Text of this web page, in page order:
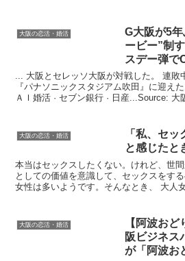
大阪の恋活・婚活 G大阪が5
ービー”制
スデー弾で
... 大阪とセレッソ大阪が対戦した。 連敗
『パナソニックスタジアム吹田』に迎え
ＡＩ婚活 · セブン銀行 · 日産...Source: 大
大阪の恋活・婚活
「私、セ
と感じたと
本当はセックスしたくない。けれど、世
としての価値を意識して、セックスをす
女性は多いようです。そんなとき、 大人
大阪の恋活・婚活 【阿波お
阪 ビジネス
が「阿波お